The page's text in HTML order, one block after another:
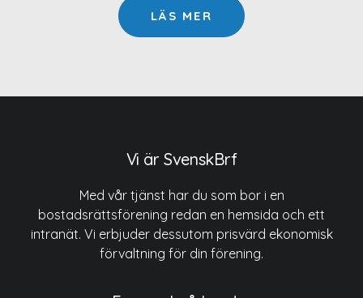
LÄS MER
Vi är SvenskBrf
Med vår tjänst har du som bor i en
bostadsrättsförening redan en hemsida och ett
intranät. Vi erbjuder dessutom prisvärd ekonomisk
förvaltning för din förening.